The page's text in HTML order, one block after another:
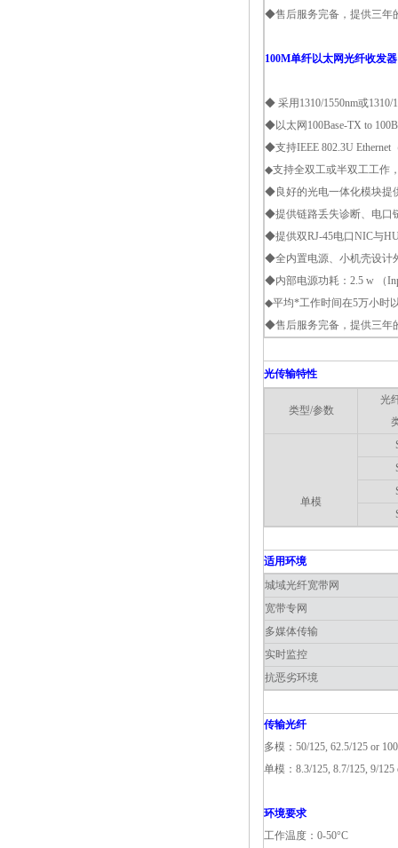
◆售后服务完备，提供三年
100M单纤以太网光纤收发器
◆ 采用1310/1550nm或
◆以太网100Base-TX to
◆支持IEEE 802.3U Ethernet
◆支持全双工或半双工工作
◆良好的光电一体化模块提
◆提供链路丢失诊断、电口
◆提供双RJ-45电口NIC与
◆全内置电源、小机壳设计
◆内部电源功耗：2.5 w （
◆平均*工作时间在5万小时
◆售后服务完备，提供三年
光传输特性
类型/参数
光
单模
适用环境
城域光纤宽带网
宽带专网
多媒体传输
实时监控
抗恶劣环境
传输光纤
多模：50/125, 62.5/125 or
单模：8.3/125, 8.7/125, 9/125
环境要求
工作温度：0-50°C